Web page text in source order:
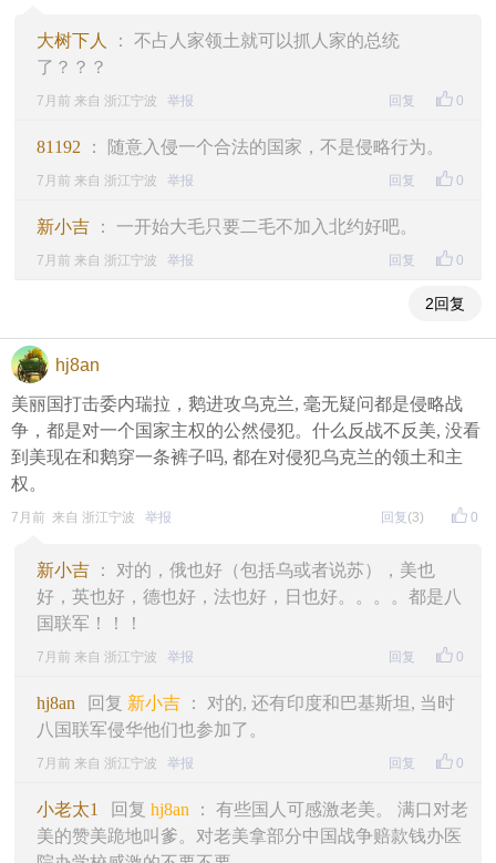
大树下人
： 不占人家领土就可以抓人家的总统
了？？？
0
7月前 来自 浙江宁波 举报 回复
81192 ： 随意入侵一个合法的国家，不是侵略行为。
0
7月前 来自 浙江宁波 举报 回复
新小吉 ： 一开始大毛只要二毛不加入北约好吧。
0
7月前 来自 浙江宁波 举报 回复
2回复
hj8an
美丽国打击委内瑞拉，鹅进攻乌克兰, 毫无疑问都是侵略战
争，都是对一个国家主权的公然侵犯。什么反战不反美, 没看
到美现在和鹅穿一条裤子吗, 都在对侵犯乌克兰的领土和主
权。
0
7月前 来自 浙江宁波 举报 回复 (3)
新小吉 ： 对的，俄也好（包括乌或者说苏），美也
好，英也好，德也好，法也好，日也好。。。。都是八
国联军！！！
0
7月前 来自 浙江宁波 举报 回复
hj8an 回复 新小吉 ： 对的, 还有印度和巴基斯坦, 当时
八国联军侵华他们也参加了。
0
7月前 来自 浙江宁波 举报 回复
小老太1 回复 hj8an ： 有些国人可感激老美。 满口对老
美的赞美跪地叫爹。对老美拿部分中国战争赔款钱办医